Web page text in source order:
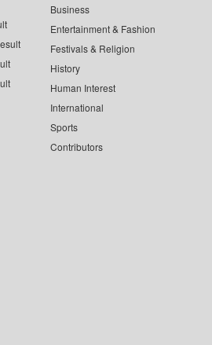
Business
Entertainment & Fashion
Festivals & Religion
History
Human Interest
International
Sports
Contributors